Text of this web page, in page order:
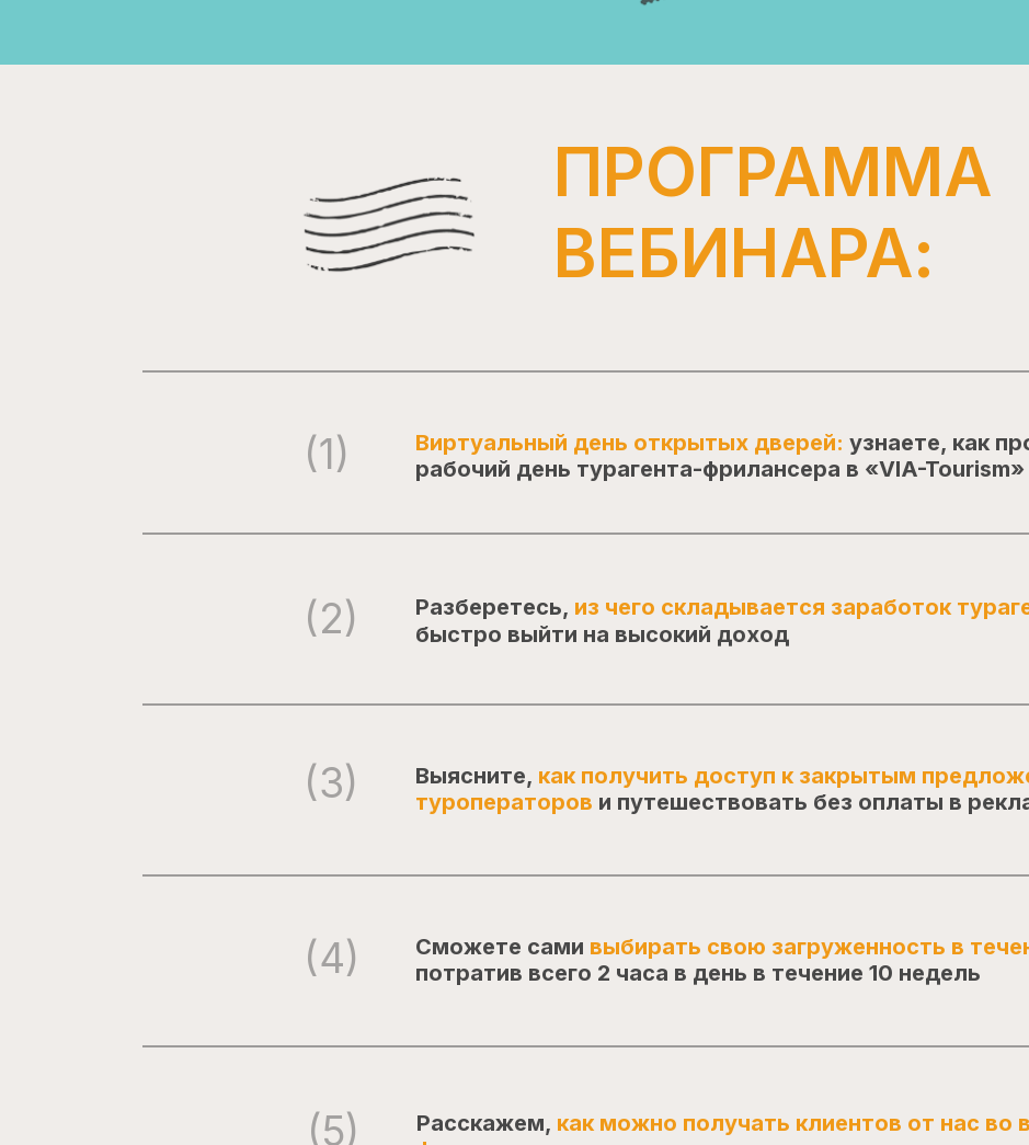
ПРОГРАММА
ВЕБИНАРА:
(1)
(2)
(3)
(4)
(5)
Виртуальный день открытых дверей: узнаете, как
рабочий день турагента-фрилансера в «VIA-Tourism»
Разберетесь, из чего складывается заработок
быстро выйти на высокий доход
Выясните, как получить доступ к закрытым
туроператоров и путешествовать без оплаты в
Сможете сами выбирать свою загруженность в
потратив всего 2 часа в день в течение 10 недель
Расскажем, как можно получать клиентов от нас во